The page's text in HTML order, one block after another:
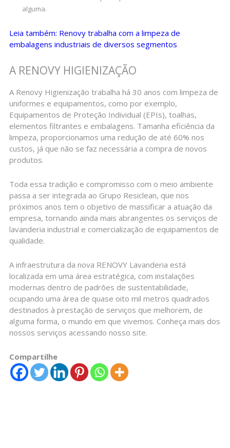
alguma.
Leia também: Renovy trabalha com a limpeza de
embalagens industriais de diversos segmentos
A RENOVY HIGIENIZAÇÃO
A Renovy Higienização trabalha há 30 anos com limpeza de
uniformes e equipamentos, como por exemplo,
Equipamentos de Proteção Individual (EPIs), toalhas,
elementos filtrantes e embalagens. Tamanha eficiência da
limpeza, proporcionamos uma redução de até 60% nos
custos, já que não se faz necessária a compra de novos
produtos.
Toda essa tradição e compromisso com o meio ambiente
passa a ser integrada ao Grupo Resiclean, que nos
próximos anos tem o objetivo de massificar a atuação da
empresa, tornando ainda mais abrangentes os serviços de
lavanderia industrial e comercialização de equipamentos de
qualidade.
A infraestrutura da nova RENOVY Lavanderia está
localizada em uma área estratégica, com instalações
modernas dentro de padrões de sustentabilidade,
ocupando uma área de quase oito mil metros quadrados
destinados à prestação de serviços que melhorem, de
alguma forma, o mundo em que vivemos. Conheça mais dos
nossos serviços acessando nosso site.
Compartilhe